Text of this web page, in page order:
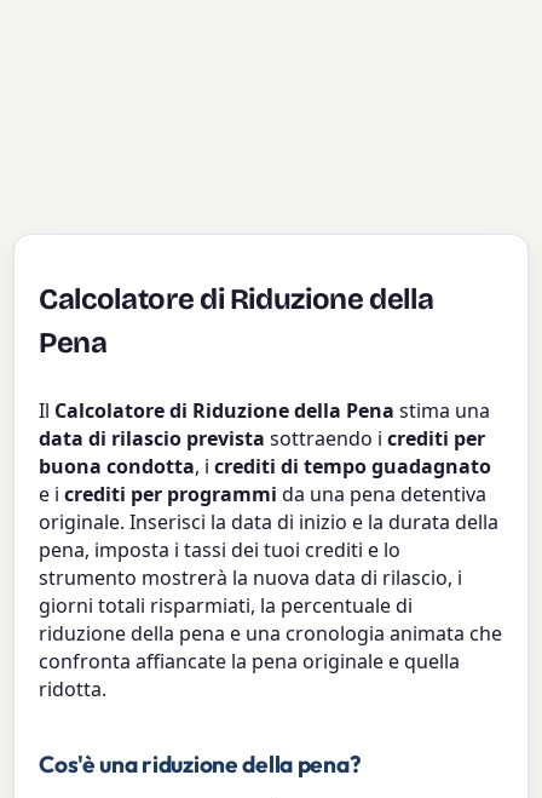
Calcolatore di Riduzione della
Pena
Il Calcolatore di Riduzione della Pena stima una
data di rilascio prevista sottraendo icrediti per
buona condotta, icrediti di tempo guadagnato
e icrediti per programmi da una pena detentiva
originale. Inserisci la data di inizio e la durata della
pena, imposta i tassi dei tuoi crediti e lo
strumento mostrerà la nuova data di rilascio, i
giorni totali risparmiati, la percentuale di
riduzione della pena e una cronologia animata che
confronta affiancate la pena originale e quella
ridotta.
Cos'è una riduzione della pena?